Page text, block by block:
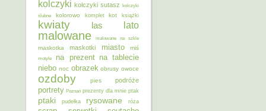
kolczyki kolczyki sutasz kolczyki
ślubne
kolorowo komplet kot książki
kwiaty las lato
malowane malowane na szkle
maskotka maskotki miasto miś
motyle na prezent na tablecie
niebo noc obrazek obrusy owoce
ozdoby pies podróże
portrety Poznań prezenty dla mnie ptak
ptaki pudełka rysowane róża